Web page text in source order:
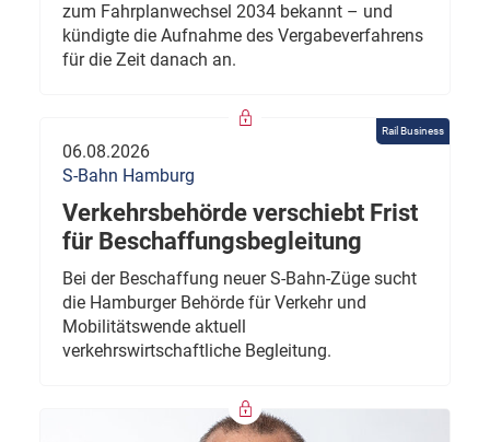
zum Fahrplanwechsel 2034 bekannt – und
kündigte die Aufnahme des Vergabeverfahrens
für die Zeit danach an.
Rail Business
06.08.2026
S-Bahn Hamburg
Verkehrsbehörde verschiebt Frist
für Beschaffungsbegleitung
Bei der Beschaffung neuer S-Bahn-Züge sucht
die Hamburger Behörde für Verkehr und
Mobilitätswende aktuell
verkehrswirtschaftliche Begleitung.